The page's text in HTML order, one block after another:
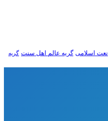
نعت اسلامی گریه عالم اهل سنت گریه